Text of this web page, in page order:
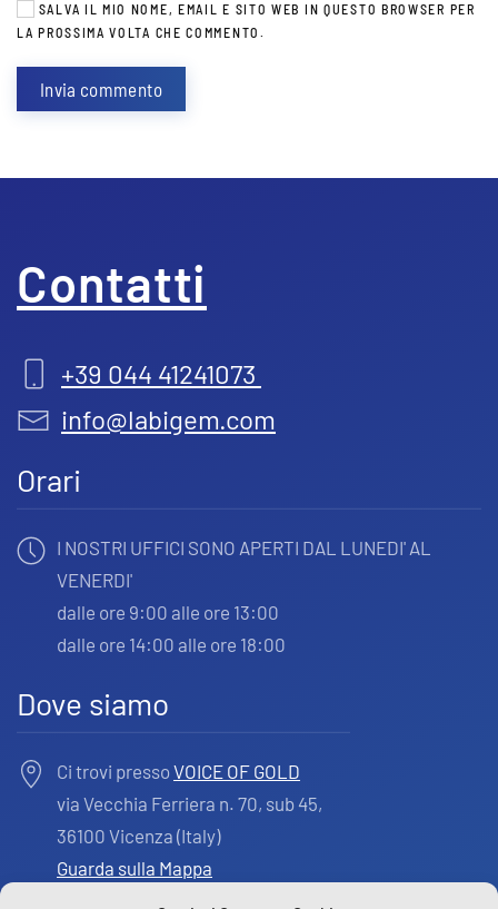
SALVA IL MIO NOME, EMAIL E SITO WEB IN QUESTO BROWSER PER
LA PROSSIMA VOLTA CHE COMMENTO.
Invia commento
Contatti
+39 044 41241073
info@labigem.com
Orari
I NOSTRI UFFICI SONO APERTI DAL LUNEDI' AL
VENERDI'
dalle ore 9:00 alle ore 13:00
dalle ore 14:00 alle ore 18:00
Dove siamo
Ci trovi presso VOICE OF GOLD
via Vecchia Ferriera n. 70, sub 45,
36100 Vicenza (Italy)
Guarda sulla Mappa